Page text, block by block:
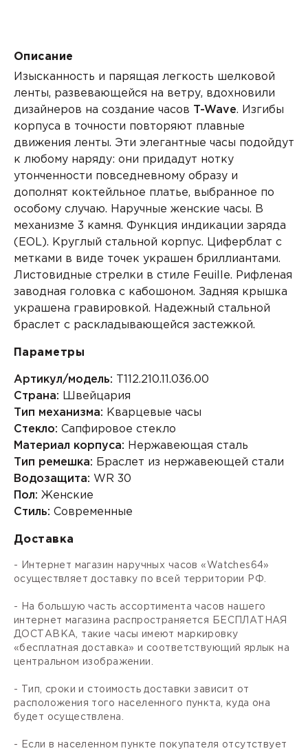
Описание
Изысканность и парящая легкость шелковой
ленты, развевающейся на ветру, вдохновили
дизайнеров на создание часов
T-Wave. Изгибы
корпуса в точности повторяют плавные
движения ленты. Эти элегантные часы подойдут
к любому наряду: они придадут нотку
утонченности повседневному образу и
дополнят коктейльное платье, выбранное по
особому случаю. Наручные женские часы. В
механизме 3 камня. Функция индикации заряда
( EOL). Круглый стальной корпус. Циферблат с
метками в виде точек украшен бриллиантами.
Листовидные стрелки в стиле Feuille. Рифленая
заводная головка с кабошоном. Задняя крышка
украшена гравировкой. Надежный стальной
браслет с раскладывающейся застежкой.
Параметры
Артикул/модель: T112.210.11.036.00
Страна: Швейцария
Тип механизма: Кварцевые часы
Стекло: Сапфировое стекло
Материал корпуса: Нержавеющая сталь
Тип ремешка: Браслет из нержавеющей стали
Водозащита: WR 30
Пол: Женские
Стиль: Современные
Доставка
- Интернет магазин наручных часов «Watches64»
осуществляет доставку по всей территории РФ.
- На большую часть ассортимента часов нашего
интернет магазина распространяется БЕСПЛАТНАЯ
ДОСТАВКА, такие часы имеют маркировку
«бесплатная доставка» и соответствующий ярлык на
центральном изображении.
- Тип, сроки и стоимость доставки зависит от
расположения того населенного пункта, куда она
будет осуществлена.
- Если в населенном пункте покупателя отсутствует